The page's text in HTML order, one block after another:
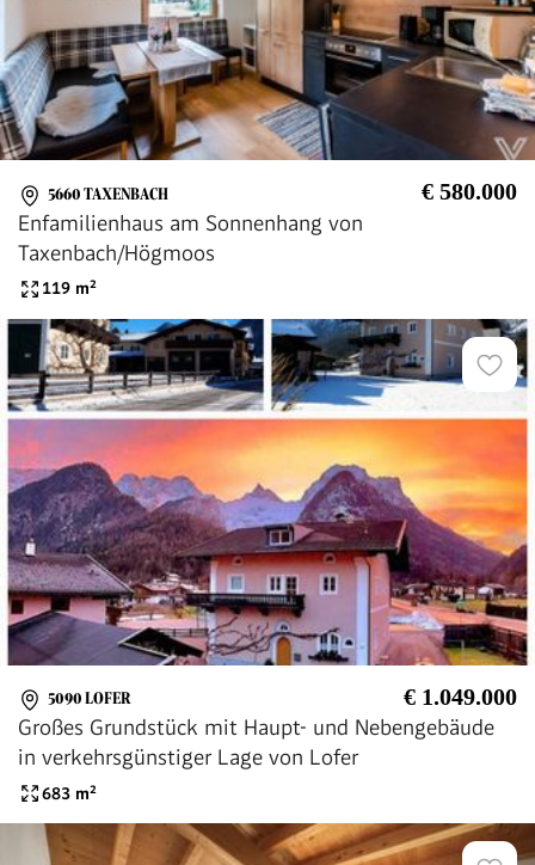
5660 TAXENBACH € 580.000
Enfamilienhaus am Sonnenhang von
Taxenbach/Högmoos
119 m²
5090 LOFER € 1.049.000
Großes Grundstück mit Haupt- und Nebengebäude
in verkehrsgünstiger Lage von Lofer
683 m²